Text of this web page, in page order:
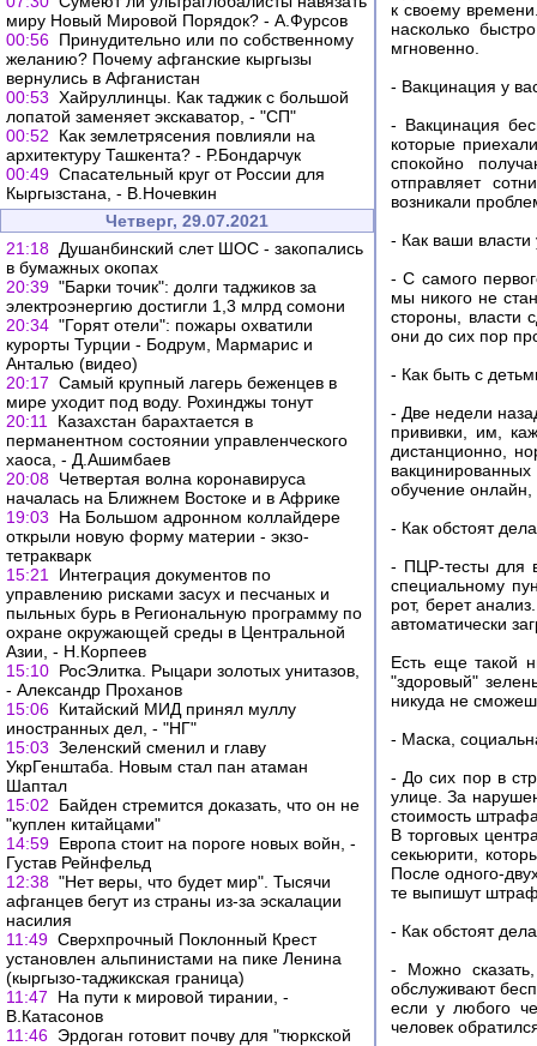
миру Новый Мировой Порядок? - А.Фурсов
00:56 Принудительно или по собственному
желанию? Почему афганские кыргызы
вернулись в Афганистан
00:53 Хайруллинцы. Как таджик с большой
лопатой заменяет экскаватор, - "СП"
00:52
Как землетрясения повлияли на
архитектуру Ташкента? - Р.Бондарчук
00:49 Спасательный круг от России для
Кыргызстана, - В.Ночевкин
Четверг, 29.07.2021
21:18 Душанбинский слет ШОС - закопались
в бумажных окопах
20:39 "Барки точик": долги таджиков за
электроэнергию достигли 1,3 млрд сомони
20:34 "Горят отели": пожары охватили
курорты Турции - Бодрум, Мармарис и
Анталью (видео)
20:17 Самый крупный лагерь беженцев в
мире уходит под воду. Рохинджы тонут
20:11
Казахстан барахтается в
перманентном состоянии управленческого
хаоса, - Д.Ашимбаев
20:08 Четвертая волна коронавируса
началась на Ближнем Востоке и в Африке
19:03
На Большом адронном коллайдере
открыли новую форму материи - экзо-
тетракварк
15:21
Интеграция документов по
управлению рисками засух и песчаных и
пыльных бурь в Региональную программу по
охране окружающей среды в Центральной
Азии, - Н.Корпеев
15:10 РосЭлитка. Рыцари золотых унитазов,
- Александр Проханов
15:06 Китайский МИД принял муллу
иностранных дел, - "НГ"
15:03 Зеленский сменил и главу
УкрГенштаба. Новым стал пан атаман
Шаптал
15:02
Байден стремится доказать, что он не
"куплен китайцами"
14:59 Европа стоит на пороге новых войн, -
Густав Рейнфельд
12:38 "Нет веры, что будет мир". Тысячи
афганцев бегут из страны из-за эскалации
насилия
11:49 Сверхпрочный Поклонный Крест
установлен альпинистами на пике Ленина
(кыргызо-таджикская граница)
11:47
На пути к мировой тирании, -
В.Катасонов
11:46 Эрдоган готовит почву для "тюркской
к своему
насколько
мгновенно.
- Вакцинация у
- Вакцинация
которые
спокойно
отправляет
возникали
- Как ваши
- С самого
мы никого не
стороны, власти
они до сих пор
- Как быть с
- Две недели
прививки, им,
дистанционно,
обучение онлайн,
- Как обстоят
- ПЦР-тесты для
специальному
рот, берет
автоматически
Есть еще такой
"здоровый"
никуда не
- Маска,
- До сих пор в
улице. За
стоимость
В торговых
секьюрити,
После одного-
те выпишут
- Как обстоят
- Можно
обслуживают
если у любого
человек